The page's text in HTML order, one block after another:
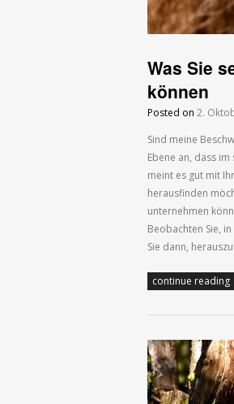
Was Sie
können
Posted on 2.
Sind meine
Ebene an, dass
meint es gut mit
herausfinden
unternehmen
Beobachten Sie,
Sie dann,
continue reading